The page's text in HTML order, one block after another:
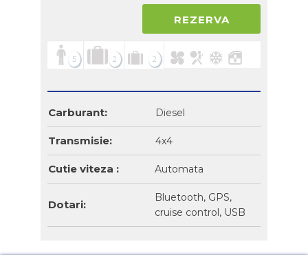
REZERVA
5 2 2
Carburant: Diesel
Transmisie: 4x4
Cutie viteza : Automata
Dotari:
Bluetooth, GPS,
cruise control, USB